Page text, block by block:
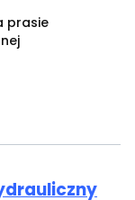
prasie